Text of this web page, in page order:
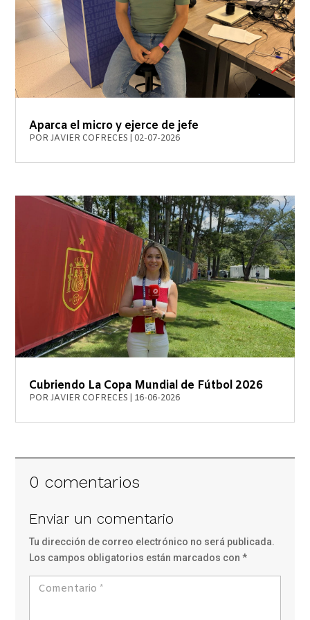
Aparca el micro y ejerce de jefe
PORJAVIER COFRECES 02-07-2026
Cubriendo La Copa Mundial de Fútbol 2026
PORJAVIER COFRECES 16-06-2026
0 comentarios
Enviar un comentario
Tu dirección de correo electrónico no será publicada.
Los campos obligatorios están marcados con*